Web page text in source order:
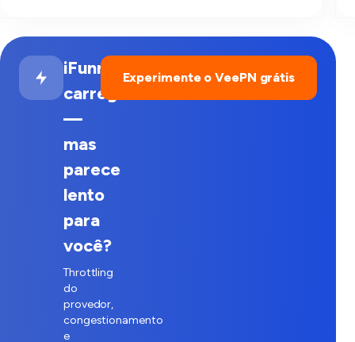
iFunny
carrega
—
mas
parece
lento
para
você?
Throttling
do
provedor,
congestionamento
e
Experimente o VeePN grátis